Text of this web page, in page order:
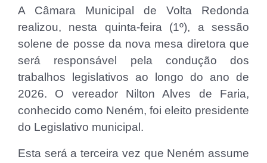
A Câmara Municipal de Volta Redonda
realizou, nesta quinta-feira (1º), a sessão
solene de posse da nova mesa diretora que
será responsável pela condução dos
trabalhos legislativos ao longo do ano de
2026. O vereador Nilton Alves de Faria,
conhecido como Neném, foi eleito presidente
do Legislativo municipal.
Esta será a terceira vez que Neném assume